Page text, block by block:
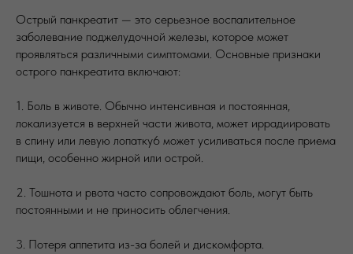
Острый панкреатит — это серьезное воспалительное
заболевание поджелудочной железы, которое может
проявляться различными симптомами. Основные признаки
острого панкреатита включают:
1. Боль в животе. Обычно интенсивная и постоянная,
локализуется в верхней части живота, может иррадиировать
в спину или левую лопатку6 может усиливаться после приема
пищи, особенно жирной или острой.
2. Тошнота и рвота часто сопровождают боль, могут быть
постоянными и не приносить облегчения.
3. Потеря аппетита из-за болей и дискомфорта.